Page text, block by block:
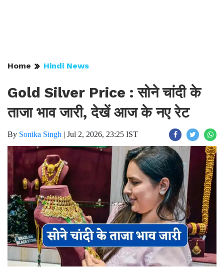
Home Hindi News
Gold Silver Price : सोने चांदी के
ताजा भाव जारी, देखें आज के नए रेट
By Sonika Singh | Jul 2, 2026, 23:25 IST